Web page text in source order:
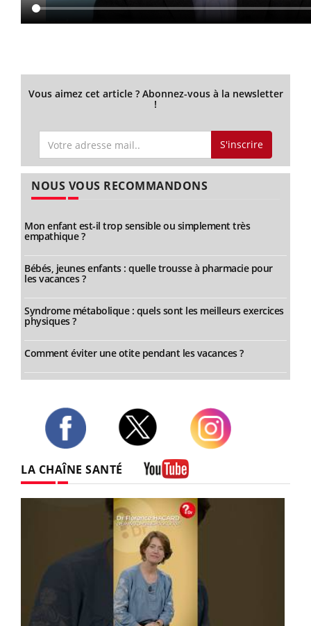
Vous aimez cet article ? Abonnez-vous à la newsletter
!
S'inscrire
NOUS VOUS RECOMMANDONS
Mon enfant est-il trop sensible ou simplement très
empathique ?
Bébés, jeunes enfants : quelle trousse à pharmacie pour
les vacances ?
Syndrome métabolique : quels sont les meilleurs exercices
physiques ?
Comment éviter une otite pendant les vacances ?
LA CHAÎNE SANTÉ